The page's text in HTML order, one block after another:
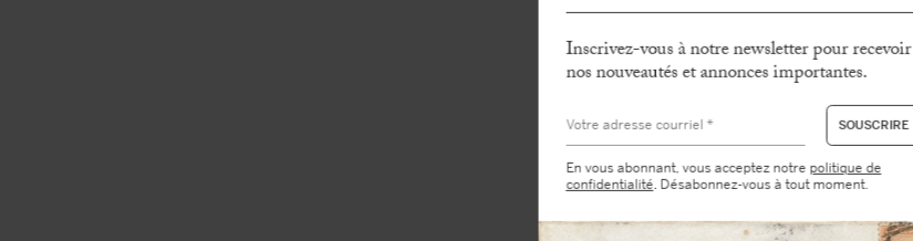
Inscrivez-vous à notre newsletter pour recevoir
nos nouveautés et annonces importantes.
En vous abonnant, vous acceptez notre politique de
confidentialité. Désabonnez-vous à tout moment.